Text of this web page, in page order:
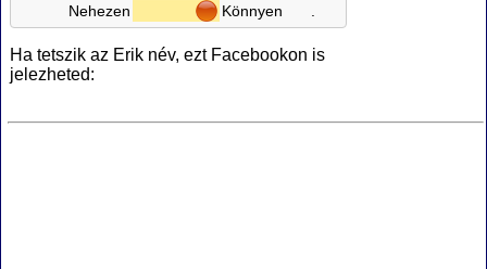
Nehezen
Könnyen
Ha tetszik az Erik név, ezt Facebookon is
jelezheted: